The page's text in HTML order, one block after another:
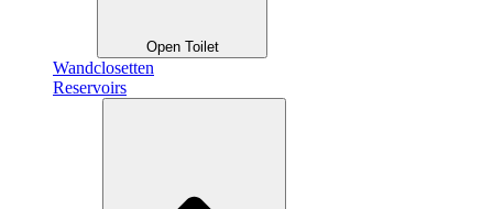
Open Toilet
Wandclosetten
Reservoirs